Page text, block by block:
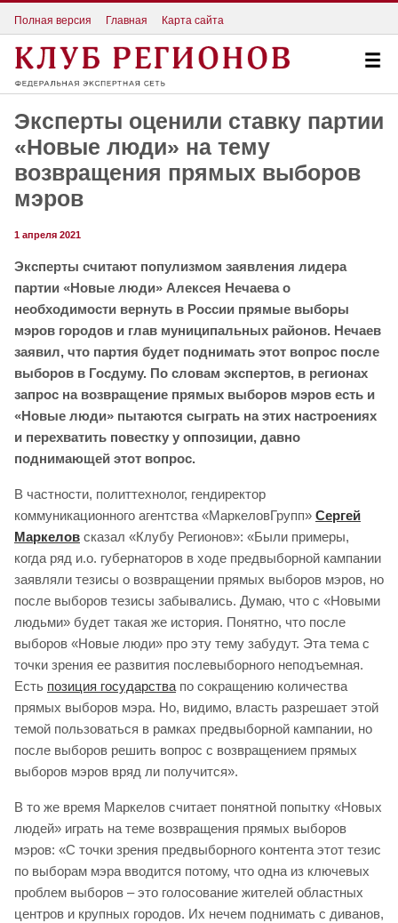
Полная версия Главная Карта сайта
Эксперты оценили ставку партии
«Новые люди» на тему
возвращения прямых выборов
мэров
1 апреля 2021
Эксперты считают популизмом заявления лидера
партии «Новые люди» Алексея Нечаева о
необходимости вернуть в России прямые выборы
мэров городов и глав муниципальных районов. Нечаев
заявил, что партия будет поднимать этот вопрос после
выборов в Госдуму. По словам экспертов, в регионах
запрос на возвращение прямых выборов мэров есть и
«Новые люди» пытаются сыграть на этих настроениях
и перехватить повестку у оппозиции, давно
поднимающей этот вопрос.
В частности, политтехнолог, гендиректор
коммуникационного агентства «МаркеловГрупп» Сергей
Маркелов сказал «Клубу Регионов»: «Были примеры,
когда ряд и.о. губернаторов в ходе предвыборной кампании
заявляли тезисы о возвращении прямых выборов мэров, но
после выборов тезисы забывались. Думаю, что с «Новыми
людьми» будет такая же история. Понятно, что после
выборов «Новые люди» про эту тему забудут. Эта тема с
точки зрения ее развития послевыборного неподъемная.
Есть позиция государства по сокращению количества
прямых выборов мэра. Но, видимо, власть разрешает этой
темой пользоваться в рамках предвыборной кампании, но
после выборов решить вопрос с возвращением прямых
выборов мэров вряд ли получится».
В то же время Маркелов считает понятной попытку «Новых
людей» играть на теме возвращения прямых выборов
мэров: «С точки зрения предвыборного контента этот тезис
по выборам мэра вводится потому, что одна из ключевых
проблем выборов – это голосование жителей областных
центров и крупных городов. Их нечем поднимать с диванов,